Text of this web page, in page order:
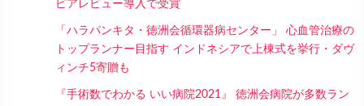
ピアレビュー導入で受賞
「ハラパンキタ・徳洲会循環器病センター」 心血管治療の
トップランナー目指す インドネシアで上棟式を挙行・ダヴ
ィンチ5寄贈も
『手術数でわかる いい病院2021』 徳洲会病院が多数ラン